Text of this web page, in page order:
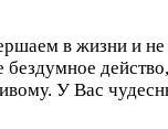
в жизни и
У Вас